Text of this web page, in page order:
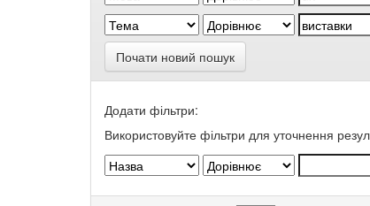
Почати новий пошук
Додати фільтри:
Використовуйте фільтри для уточнення